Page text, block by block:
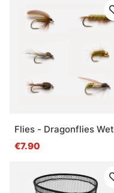
Flies - Dragonflies Wet
€7.90